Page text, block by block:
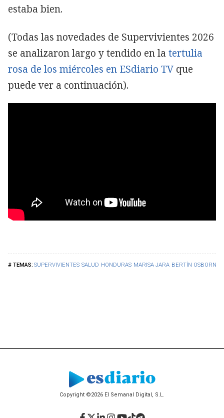
SUPERVIVIENTES SALUD HONDURAS MARISA JARA BERTÍN OSBORNE
estaba bien.
(Todas las novedades de Supervivientes 2026
se analizaron largo y tendido en la tertulia
rosa de los miércoles en ESdiario TV que
puede ver a continuación).
Copyright ©2026 El Semanal Digital, S.L.